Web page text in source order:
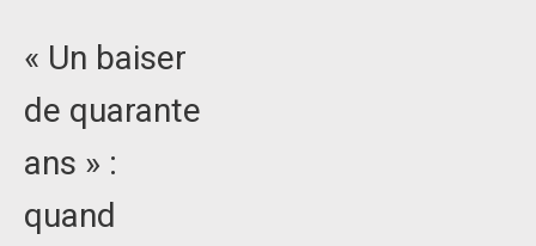
« Un baiser
de quarante
ans » :
quand